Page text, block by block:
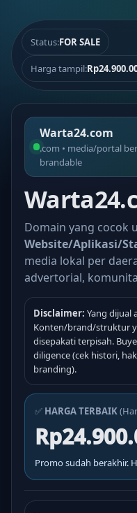
Status:FOR SALE
Harga tampil:
Warta24.com
.com • media/portal
brandable
Domain yang cocok
Website/Aplikasi/
media lokal per
advertorial,
Disclaimer: Yang dijual
Konten/brand/struktur
disepakati terpisah.
diligence (cek histori,
branding).
✅ HARGA TERBAIK
Promo sudah berakhir.